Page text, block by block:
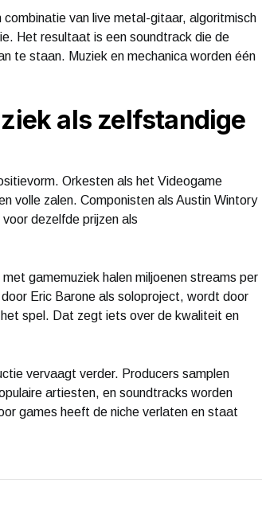
van live metal-gitaar, algoritmisch
Het resultaat is een soundtrack die de
te staan. Muziek en mechanica worden één
als zelfstandige
Orkesten als het Videogame
volle zalen. Componisten als Austin Wintory
dezelfde prijzen als
gamemuziek halen miljoenen streams per
Eric Barone als soloproject, wordt door
spel. Dat zegt iets over de kwaliteit en
vervaagt verder. Producers samplen
artiesten, en soundtracks worden
games heeft de niche verlaten en staat